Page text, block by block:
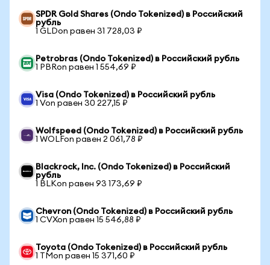
SPDR Gold Shares (Ondo Tokenized) в Российский
рубль
1 GLDon равен 31 728,03 ₽
Petrobras (Ondo Tokenized) в Российский рубль
1 PBRon равен 1 554,69 ₽
Visa (Ondo Tokenized) в Российский рубль
1 Von равен 30 227,15 ₽
Wolfspeed (Ondo Tokenized) в Российский рубль
1 WOLFon равен 2 061,78 ₽
Blackrock, Inc. (Ondo Tokenized) в Российский
рубль
1 BLKon равен 93 173,69 ₽
Chevron (Ondo Tokenized) в Российский рубль
1 CVXon равен 15 546,88 ₽
Toyota (Ondo Tokenized) в Российский рубль
1 TMon равен 15 371,60 ₽